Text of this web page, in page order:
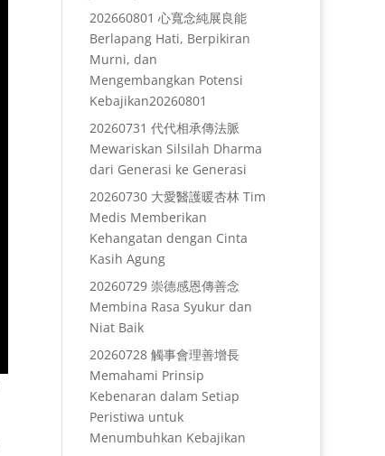
202660801 心寬念純展良能
Berlapang Hati, Berpikiran
Murni, dan
Mengembangkan Potensi
Kebajikan20260801
20260731 代代相承傳法脈
Mewariskan Silsilah Dharma
dari Generasi ke Generasi
20260730 大愛醫護暖杏林 Tim
Medis Memberikan
Kehangatan dengan Cinta
Kasih Agung
20260729 崇德感恩傳善念
Membina Rasa Syukur dan
Niat Baik
20260728 觸事會理善增長
Memahami Prinsip
Kebenaran dalam Setiap
Peristiwa untuk
Menumbuhkan Kebajikan